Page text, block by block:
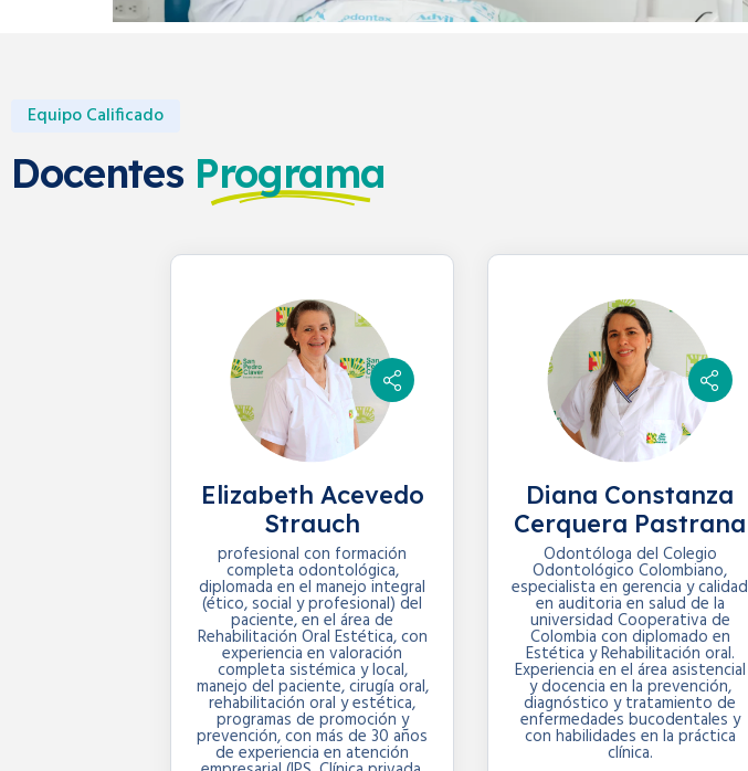
Equipo Calificado
Docentes Programa
Elizabeth Acevedo
Strauch
profesional con formación
completa odontológica,
diplomada en el manejo integral
(ético, social y profesional) del
paciente, en el área de
Rehabilitación Oral Estética, con
experiencia en valoración
completa sistémica y local,
manejo del paciente, cirugía oral,
rehabilitación oral y estética,
programas de promoción y
prevención, con más de 30 años
de experiencia en atención
Diana Constanza
Cerquera Pastrana
Odontóloga del Colegio
Odontológico Colombiano,
especialista en gerencia y calidad
en auditoria en salud de la
universidad Cooperativa de
Colombia con diplomado en
Estética y Rehabilitación oral.
Experiencia en el área asistencial
y docencia en la prevención,
diagnóstico y tratamiento de
enfermedades bucodentales y
con habilidades en la práctica
clínica.